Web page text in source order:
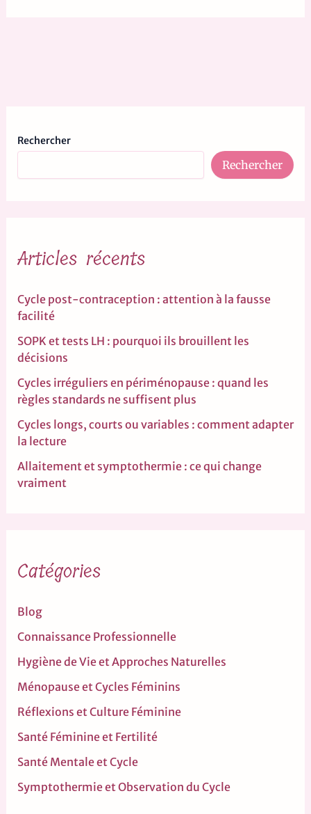
Rechercher
Rechercher
Articles récents
Cycle post-contraception : attention à la fausse
facilité
SOPK et tests LH : pourquoi ils brouillent les
décisions
Cycles irréguliers en périménopause : quand les
règles standards ne suffisent plus
Cycles longs, courts ou variables : comment adapter
la lecture
Allaitement et symptothermie : ce qui change
vraiment
Catégories
Blog
Connaissance Professionnelle
Hygiène de Vie et Approches Naturelles
Ménopause et Cycles Féminins
Réflexions et Culture Féminine
Santé Féminine et Fertilité
Santé Mentale et Cycle
Symptothermie et Observation du Cycle